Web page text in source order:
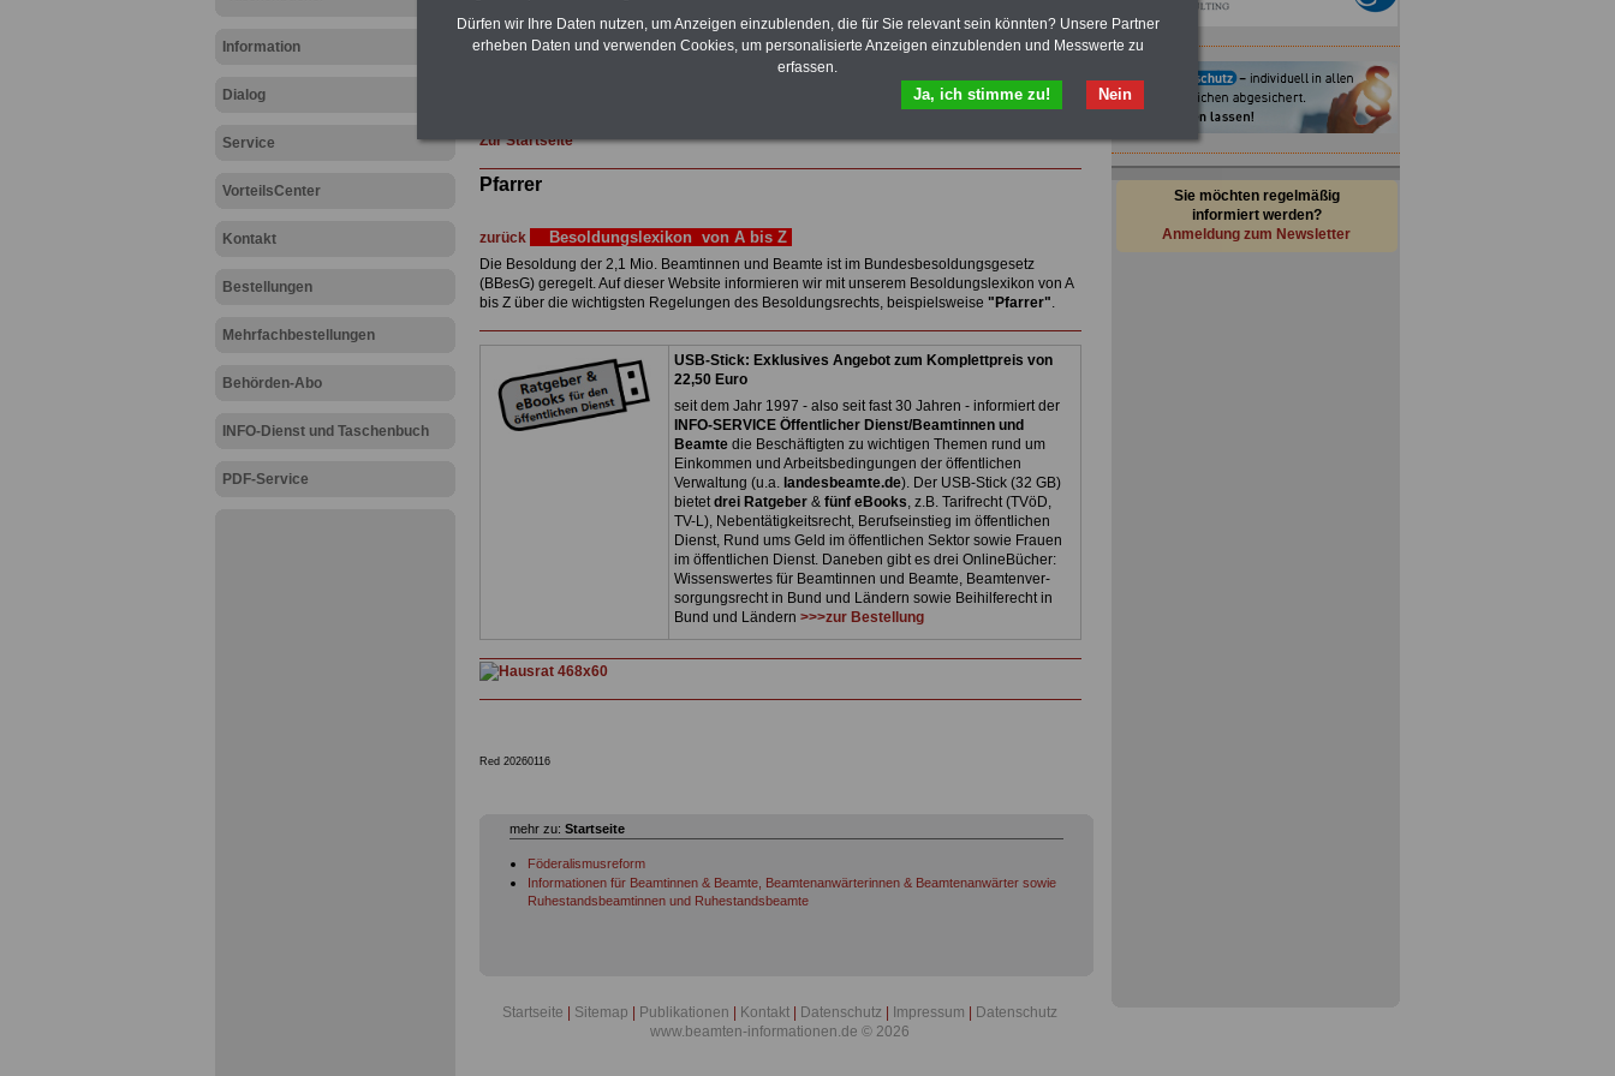
Information
Dialog
Service
VorteilsCenter
Kontakt
Bestellungen
Mehrfachbestellungen
Behörden-Abo
INFO-Dienst und Taschenbuch
PDF-Service
Post, Telekom und Postbank) sowwie einigen Ländern durch die Neuordnung der
amtsangemessen Alimentation
>>>zur (Vor)Bestellung
Hier die Sterbegeldverischerung abschließen!
Zur Startseite
Pfarrer
zurück Besoldungslexikon von A bis Z
Die Besoldung der 2,1 Mio. Beamtinnen und Beamte ist im Bundesbesoldungsgesetz
(BBesG) geregelt. Auf dieser Website informieren wir mit unserem Besoldungslexikon von A
bis Z über die wichtigsten Regelungen des Besoldungsrechts, beispielsweise "Pfarrer".
USB-Stick: Exklusives Angebot zum Komplettpreis von
22,50 Euro
seit dem Jahr 1997 - also seit fast 30 Jahren - informiert der
INFO-SERVICE Öffentlicher Dienst/Beamtinnen und
Beamtedie Beschäftigten zu wichtigen Themen rund um
Einkommen und Arbeitsbedingungen der öffentlichen
Verwaltung (u.a. landesbeamte.de). Der USB-Stick (32 GB)
bietetdrei Ratgeber& fünf eBooks, z.B. Tarifrecht (TVöD,
TV-L), Nebentätigkeitsrecht, Berufseinstieg im öffentlichen
Dienst, Rund ums Geld im öffentlichen Sektor sowie Frauen
im öffentlichen Dienst. Daneben gibt es drei OnlineBücher:
Wissenswertes für Beamtinnen und Beamte, Beamtenver-
sorgungsrecht in Bund und Ländern sowie Beihilferecht in
Bund und Ländern >>>zur Bestellung
Red 20260116
mehr zu: Startseite
Föderalismusreform
Informationen für Beamtinnen & Beamte, Beamtenanwärterinnen & Beamtenanwärter sowie
Ruhestandsbeamtinnen und Ruhestandsbeamte
Startseite Sitemap Publikationen Kontakt Datenschutz Impressum
Datenschutz
www.beamten-informationen.de © 2026
Sie möchten regelmäßig
informiert werden?
Anmeldung zum Newsletter
Dürfen wir Ihre Daten nutzen, um Anzeigen einzublenden, die für Sie relevant sein könnten? Unsere Partner
erheben Daten und verwenden Cookies, um personalisierte Anzeigen einzublenden und Messwerte zu
erfassen.
Nein
Ja, ich stimme zu!